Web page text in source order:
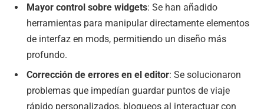
Mayor control sobre widgets: Se han añadido
herramientas para manipular directamente elementos
de interfaz en mods, permitiendo un diseño más
profundo.
Corrección de errores en el editor: Se solucionaron
problemas que impedían guardar puntos de viaje
rápido personalizados, bloqueos al interactuar con